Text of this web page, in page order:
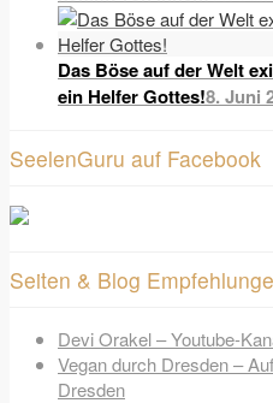
Das Böse auf der Welt
ein Helfer Gottes!8. Juni
SeelenGuru auf Facebook
Seiten & Blog
Devi Orakel – Youtube-
Vegan durch Dresden –
Dresden